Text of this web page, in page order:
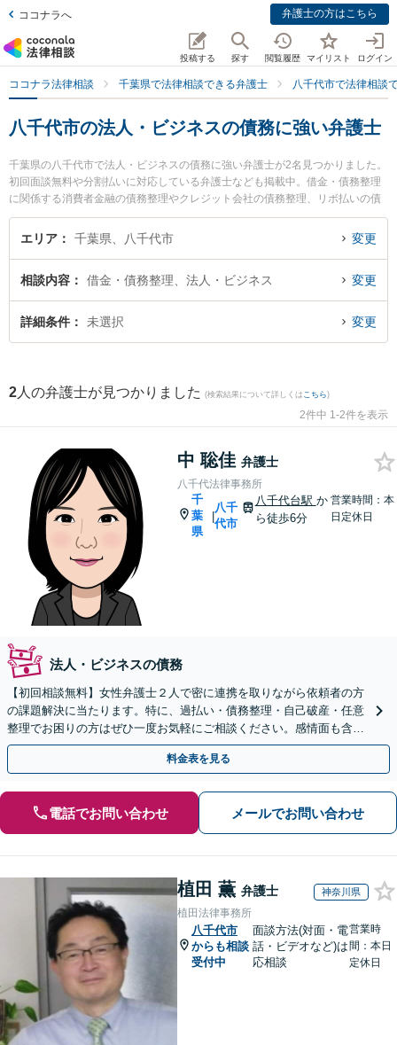
ココナラへ 弁護士の方はこちら
投稿する 探す 閲覧履歴 マイリスト ログイン
ココナラ法律相談 千葉県で法律相談できる弁護士 八千代市で法律相談
八千代市の法人・ビジネスの債務に強い弁護士
千葉県の八千代市で法人・ビジネスの債務に強い弁護士が2名見つかりました。
初回面談無料や分割払いに対応している弁護士なども掲載中。借金・債務整理
に関係する消費者金融の債務整理やクレジット会社の債務整理、リボ払いの債
務整理等の細かな分野での絞り込み検索もでき便利です。特に八千代法律事務
所の中 聡佳弁護士や八千代法律事務所の村田 祐希奈弁護士のプロフィール情報
人・ビジネスの債務のトラブル解決の実績豊富な近くの弁護士を検索したい』
『初回相談無料で法人・ビジネスの債務を法律相談できる八千代市内の弁護士
に相談予約したい』などでお困りの相談者さんにおすすめです。
エリア 千葉県、八千代市 変更
相談内容 借金・債務整理、法人・ビジネス 変更
詳細条件 未選択 変更
2 人の弁護士が見つかりました (検索結果について詳しくは こちら)
2件中 1-2件を表示
中 聡佳 弁護士
八千代法律事務所
千
葉
県
|
八千
代市
八千代台駅 か
ら徒歩6分
営業時間：本
日定休日
法人・ビジネスの債務
【初回相談無料】女性弁護士２人で密に連携を取りながら依頼者の方
の課題解決に当たります。特に、過払い・債務整理・自己破産・任意
整理でお困りの方はぜひ一度お気軽にご相談ください。感情面も含め
丁寧にお話をお聞きします。
料金表を見る
電話でお問い合わせ メールでお問い合わせ
植田 薫 弁護士 神奈川県
植田法律事務所
八千代市
からも相談
受付中
面談方法(対面・電
話・ビデオなど)は
応相談
営業時
間：本日
定休日